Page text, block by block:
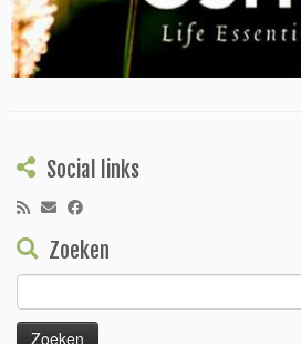
Social links
Zoeken
Zoeken
naar: